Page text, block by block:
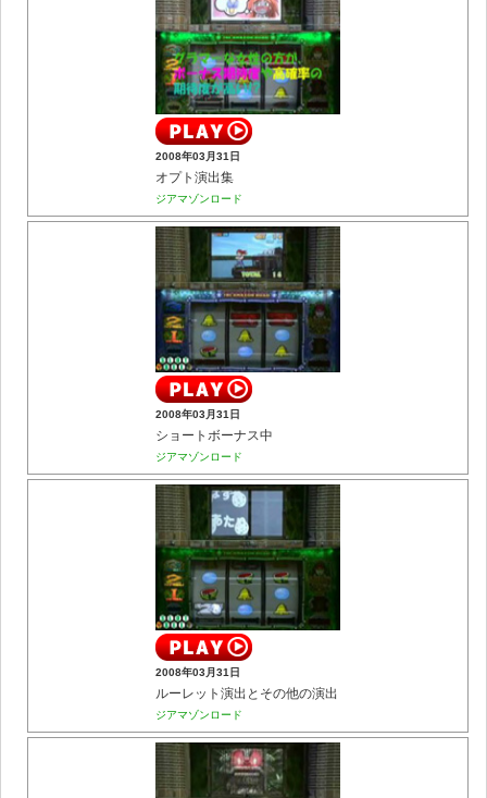
2008年03月31日
オプト演出集
ジアマゾンロード
2008年03月31日
ショートボーナス中
ジアマゾンロード
2008年03月31日
ルーレット演出とその他の演出
ジアマゾンロード